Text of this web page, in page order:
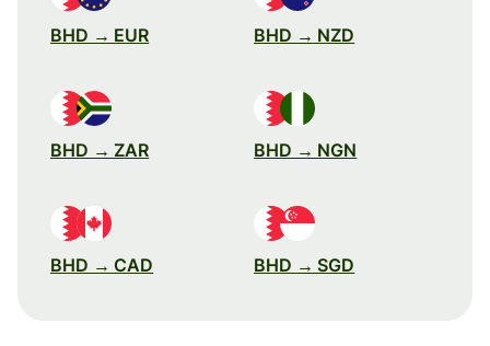
BHD → EUR BHD → NZD
BHD → ZAR BHD → NGN
BHD → CAD BHD → SGD